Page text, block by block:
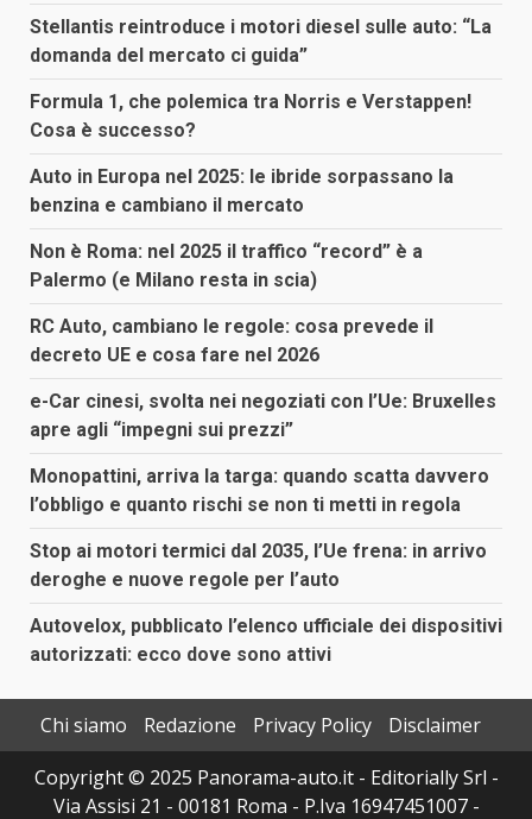
Stellantis reintroduce i motori diesel sulle auto: “La
domanda del mercato ci guida”
Formula 1, che polemica tra Norris e Verstappen!
Cosa è successo?
Auto in Europa nel 2025: le ibride sorpassano la
benzina e cambiano il mercato
Non è Roma: nel 2025 il traffico “record” è a
Palermo (e Milano resta in scia)
RC Auto, cambiano le regole: cosa prevede il
decreto UE e cosa fare nel 2026
e-Car cinesi, svolta nei negoziati con l’Ue: Bruxelles
apre agli “impegni sui prezzi”
Monopattini, arriva la targa: quando scatta davvero
l’obbligo e quanto rischi se non ti metti in regola
Stop ai motori termici dal 2035, l’Ue frena: in arrivo
deroghe e nuove regole per l’auto
Autovelox, pubblicato l’elenco ufficiale dei dispositivi
autorizzati: ecco dove sono attivi
Chi siamo Redazione Privacy Policy
Disclaimer
Copyright © 2025 Panorama-auto.it - Editorially Srl -
Via Assisi 21 - 00181 Roma - P.Iva 16947451007 -